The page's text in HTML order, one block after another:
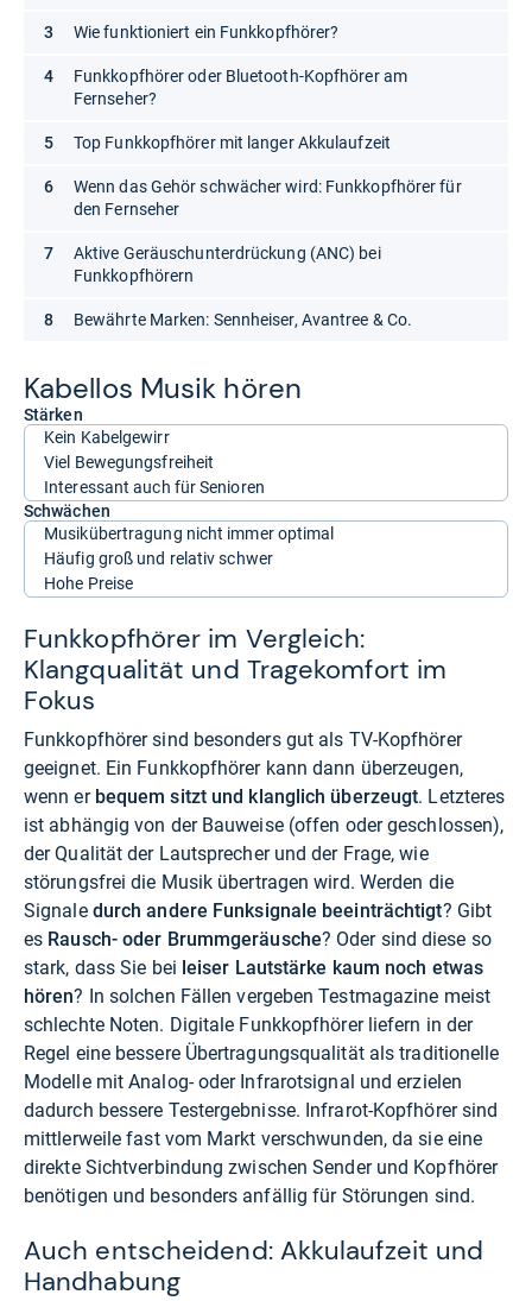
Kabel­los Musik hören
Stärken
Kein Kabelgewirr
Viel Bewegungsfreiheit
Interessant auch für Senioren
Schwächen
Musikübertragung nicht immer optimal
Häufig groß und relativ schwer
Hohe Preise
Funkkopfhörer im Vergleich:
Klangqualität und Tragekomfort im
Fokus
Funkkopfhörer sind besonders gut als TV-Kopfhörer
geeignet. Ein Funkkopfhörer kann dann überzeugen,
wenn er bequem sitzt und klanglich überzeugt. Letzteres
ist abhängig von der Bauweise (offen oder geschlossen),
der Qualität der Lautsprecher und der Frage, wie
störungsfrei die Musik übertragen wird. Werden die
Signale durch andere Funksignale beeinträchtigt? Gibt
es Rausch- oder Brummgeräusche? Oder sind diese so
stark, dass Sie bei leiser Lautstärke kaum noch etwas
hören? In solchen Fällen vergeben Testmagazine meist
schlechte Noten. Digitale Funkkopfhörer liefern in der
Regel eine bessere Übertragungsqualität als traditionelle
Modelle mit Analog- oder Infrarotsignal und erzielen
dadurch bessere Testergebnisse. Infrarot-Kopfhörer sind
mittlerweile fast vom Markt verschwunden, da sie eine
direkte Sichtverbindung zwischen Sender und Kopfhörer
benötigen und besonders anfällig für Störungen sind.
Auch entscheidend: Akkulaufzeit und
Handhabung
Wie funktioniert ein Funkkopfhörer?
Funkkopfhörer oder Bluetooth-Kopfhörer am
Fernseher?
Top Funkkopfhörer mit langer Akkulaufzeit
Wenn das Gehör schwächer wird: Funkkopfhörer für
den Fernseher
Aktive Geräuschunterdrückung (ANC) bei
Funkkopfhörern
Bewährte Marken: Sennheiser, Avantree & Co.